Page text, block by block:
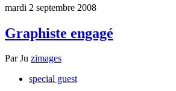
mardi 2 septembre 2008
Graphiste engagé
ParJu zimages
special guest